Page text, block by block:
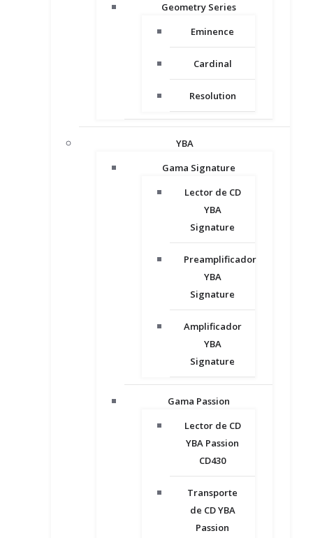
Geometry Series
Eminence
Cardinal
Resolution
YBA
Gama Signature
Lector de CD
YBA
Signature
Preamplificador
YBA
Signature
Amplificador
YBA
Signature
Gama Passion
Lector de CD
YBA Passion
CD430
Transporte
de CD YBA
Passion